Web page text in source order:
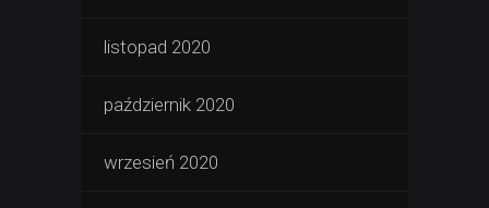
listopad 2020
październik 2020
wrzesień 2020